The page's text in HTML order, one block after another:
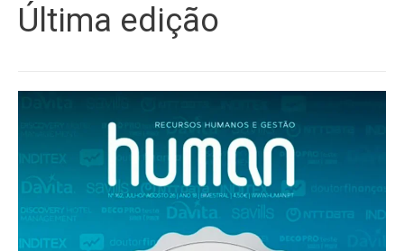
Última edição